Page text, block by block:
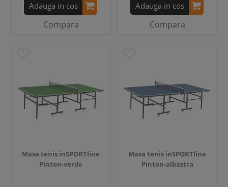
Adauga in cos
Compara
Adauga in cos
Compara
Masa tenis inSPORTline
Pinton-verde
Masa tenis inSPORTline
Pinton-albastra